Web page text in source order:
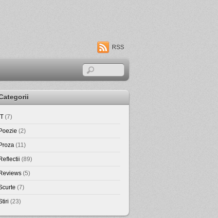
RSS
(7)
(2)
(11)
(89)
(5)
(7)
(23)